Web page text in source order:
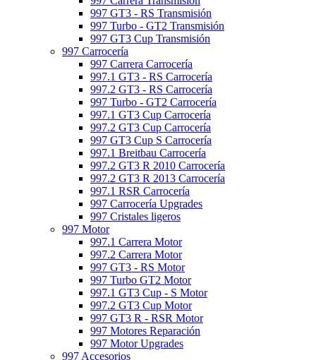
997 GT3 - RS Transmisión
997 Turbo - GT2 Transmisión
997 GT3 Cup Transmisión
997 Carrocería
997 Carrera Carrocería
997.1 GT3 - RS Carrocería
997.2 GT3 - RS Carrocería
997 Turbo - GT2 Carrocería
997.1 GT3 Cup Carrocería
997.2 GT3 Cup Carrocería
997 GT3 Cup S Carrocería
997.1 Breitbau Carrocería
997.2 GT3 R 2010 Carrocería
997.2 GT3 R 2013 Carrocería
997.1 RSR Carrocería
997 Carrocería Upgrades
997 Cristales ligeros
997 Motor
997.1 Carrera Motor
997.2 Carrera Motor
997 GT3 - RS Motor
997 Turbo GT2 Motor
997.1 GT3 Cup - S Motor
997.2 GT3 Cup Motor
997 GT3 R - RSR Motor
997 Motores Reparación
997 Motor Upgrades
997 Accesorios